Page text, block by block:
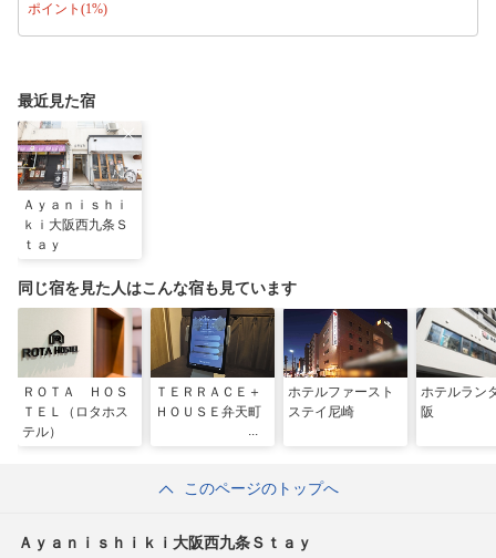
ポイント(1%)
最近見た宿
Ａｙａｎｉｓｈｉ
ｋｉ大阪西九条Ｓ
ｔａｙ
同じ宿を見た人はこんな宿も見ています
ＲＯＴＡ ＨＯＳ
ＴＥＬ（ロタホス
テル）
ＴＥＲＲＡＣＥ＋
ＨＯＵＳＥ弁天町
ホテルファースト
ステイ尼崎
ホテルラン
阪
このページのトップへ
Ａｙａｎｉｓｈｉｋｉ大阪西九条Ｓｔａｙ